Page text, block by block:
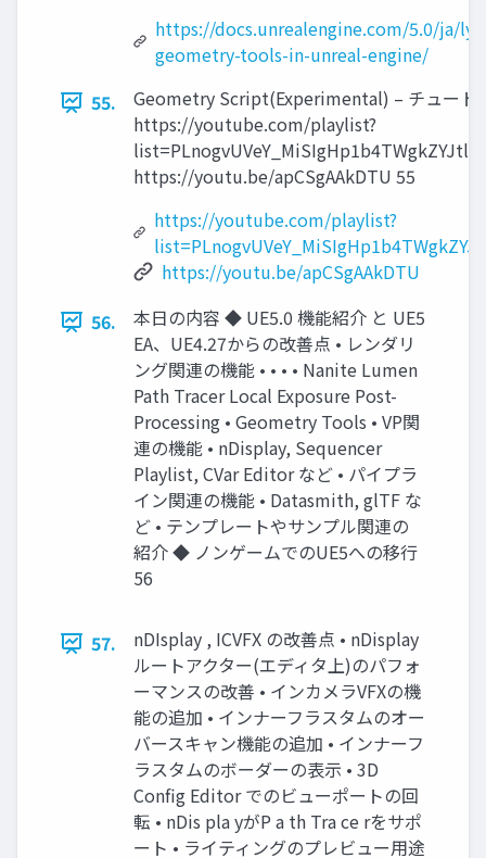
https://docs.unrealengine.com/5.0/ja/
geometry-tools-in-unreal-engine/
55.
Geometry Script(Experimental) – チュート
https://youtube.com/playlist?
https://youtu.be/apCSgAAkDTU 55
https://youtube.com/playlist?
https://youtu.be/apCSgAAkDTU
56.
本日の内容 ◆ UE5.0 機能紹介 と UE5
EA、UE4.27からの改善点 • レンダリ
ング関連の機能 • • • • Nanite Lumen
Path Tracer Local Exposure Post-
Processing • Geometry Tools • VP関
連の機能 • nDisplay, Sequencer
Playlist, CVar Editor など • パイプラ
イン関連の機能 • Datasmith, glTF な
ど • テンプレートやサンプル関連の
紹介 ◆ ノンゲームでのUE5への移行
56
57.
nDIsplay , ICVFX の改善点 • nDisplay
ルートアクター(エディタ上)のパフォ
ーマンスの改善 • インカメラVFXの機
能の追加 • インナーフラスタムのオー
バースキャン機能の追加 • インナーフ
ラスタムのボーダーの表示 • 3D
Config Editor でのビューポートの回
転 • nDis pla yがP a th Tra ce rをサポ
ート • ライティングのプレビュー用途